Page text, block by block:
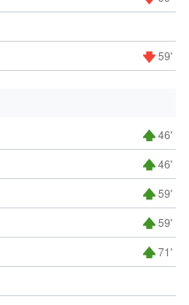
59'
46'
46'
59'
59'
71'